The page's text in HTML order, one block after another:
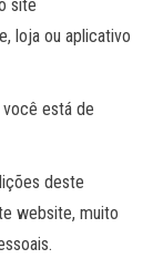
site
loja ou aplicativo
está de
deste
website, muito